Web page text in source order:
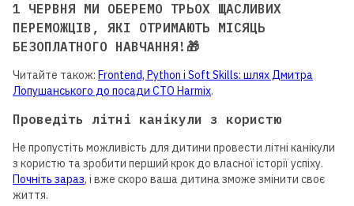
1 ЧЕРВНЯ МИ ОБЕРЕМО ТРЬОХ ЩАСЛИВИХ
ПЕРЕМОЖЦІВ, ЯКІ ОТРИМАЮТЬ МІСЯЦЬ
БЕЗОПЛАТНОГО НАВЧАННЯ!🎁
Читайте також: Frontend, Python і Soft Skills: шлях Дмитра
Лопушанського до посади СТО Harmix.
Проведіть літні канікули з користю
Не пропустіть можливість для дитини провести літні канікули
з користю та зробити перший крок до власної історії успіху.
Почніть зараз, і вже скоро ваша дитина зможе змінити своє
життя.